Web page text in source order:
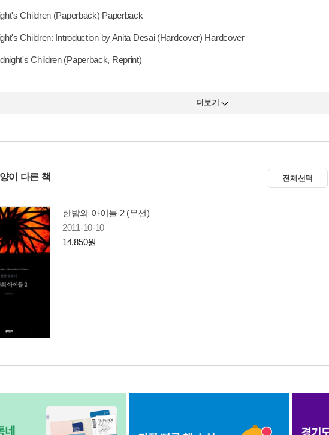
Children (Paperback) Paperback
Children: Introduction by Anita Desai (Hardcover) Hardcover
Children (Paperback, Reprint)
더보기
이 다른 책 전체선택
한밤의 아이들 2 (무선)
2011-10-10
14,850원